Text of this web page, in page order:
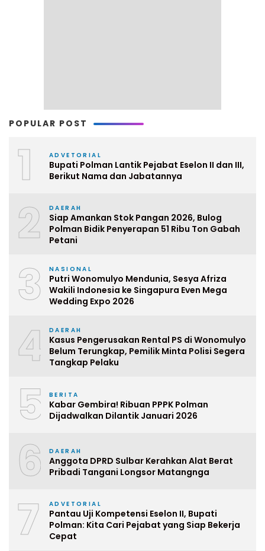
POPULAR POST
1 ADVETORIAL
Bupati Polman Lantik Pejabat Eselon II dan III,
Berikut Nama dan Jabatannya
2 DAERAH
Siap Amankan Stok Pangan 2026, Bulog
Polman Bidik Penyerapan 51 Ribu Ton Gabah
Petani
3 NASIONAL
Putri Wonomulyo Mendunia, Sesya Afriza
Wakili Indonesia ke Singapura Even Mega
Wedding Expo 2026
4 DAERAH
Kasus Pengerusakan Rental PS di Wonomulyo
Belum Terungkap, Pemilik Minta Polisi Segera
Tangkap Pelaku
5 BERITA
Kabar Gembira! Ribuan PPPK Polman
Dijadwalkan Dilantik Januari 2026
6 DAERAH
Anggota DPRD Sulbar Kerahkan Alat Berat
Pribadi Tangani Longsor Matangnga
7 ADVETORIAL
Pantau Uji Kompetensi Eselon II, Bupati
Polman: Kita Cari Pejabat yang Siap Bekerja
Cepat